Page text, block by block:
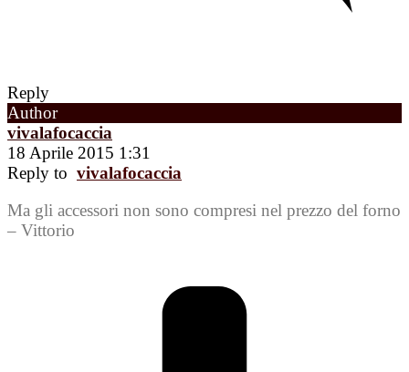
Reply
Author
vivalafocaccia
18 Aprile 2015 1:31
Reply to vivalafocaccia
Ma gli accessori non sono compresi nel prezzo del forno
– Vittorio